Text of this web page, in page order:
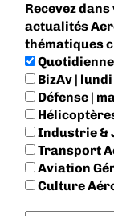
Recevez
actualités
thématiques
BizAv | lundi
Défense |
Industrie &
Transport
Aviation
Culture